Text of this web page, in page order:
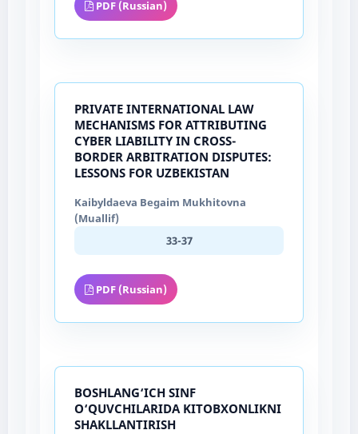
PDF (Russian)
PRIVATE INTERNATIONAL LAW
MECHANISMS FOR ATTRIBUTING
CYBER LIABILITY IN CROSS-
BORDER ARBITRATION DISPUTES:
LESSONS FOR UZBEKISTAN
Kaibyldaeva Begaim Mukhitovna
(Muallif)
33-37
PDF (Russian)
BOSHLANG‘ICH SINF
O‘QUVCHILARIDA KITOBXONLIKNI
SHAKLLANTIRISH